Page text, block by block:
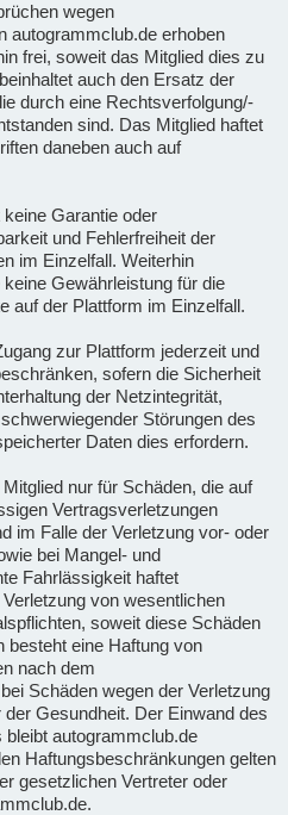
wegen
autogrammclub.de erhoben
frei, soweit das Mitglied dies zu
auch den Ersatz der
durch eine Rechtsverfolgung/-
sind. Das Mitglied haftet
daneben auch auf
Garantie oder
und Fehlerfreiheit der
im Einzelfall. Weiterhin
Gewährleistung für die
auf der Plattform im Einzelfall.
zur Plattform jederzeit und
sofern die Sicherheit
der Netzintegrität,
Störungen des
Daten dies erfordern.
nur für Schäden, die auf
Vertragsverletzungen
im Falle der Verletzung vor- oder
bei Mangel- und
Fahrlässigkeit haftet
von wesentlichen
soweit diese Schäden
besteht eine Haftung von
nach dem
Schäden wegen der Verletzung
Gesundheit. Der Einwand des
autogrammclub.de
Haftungsbeschränkungen gelten
gesetzlichen Vertreter oder